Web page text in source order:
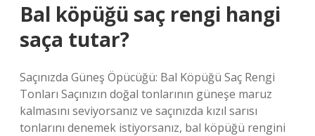
Bal köpüğü saç rengi hangi
saça tutar?
Saçınızda Güneş Öpücüğü: Bal Köpüğü Saç Rengi
Tonları Saçınızın doğal tonlarının güneşe maruz
kalmasını seviyorsanız ve saçınızda kızıl sarısı
tonlarını denemek istiyorsanız, bal köpüğü rengini